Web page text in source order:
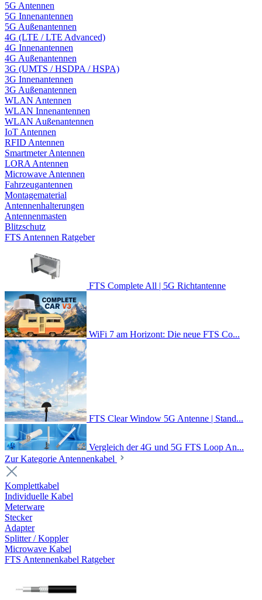
5G Antennen
5G Innenantennen
5G Außenantennen
4G (LTE / LTE Advanced)
4G Innenantennen
4G Außenantennen
3G (UMTS / HSDPA / HSPA)
3G Innenantennen
3G Außenantennen
WLAN Antennen
WLAN Innenantennen
WLAN Außenantennen
IoT Antennen
RFID Antennen
Smartmeter Antennen
LORA Antennen
Microwave Antennen
Fahrzeugantennen
Montagematerial
Antennenhalterungen
Antennenmasten
Blitzschutz
FTS Antennen Ratgeber
FTS Complete All | 5G Richtantenne
WiFi 7 am Horizont: Die neue FTS Co...
FTS Clear Window 5G Antenne | Stand...
Vergleich der 4G und 5G FTS Loop An...
Zur Kategorie Antennenkabel
Komplettkabel
Individuelle Kabel
Meterware
Stecker
Adapter
Splitter / Koppler
Microwave Kabel
FTS Antennenkabel Ratgeber